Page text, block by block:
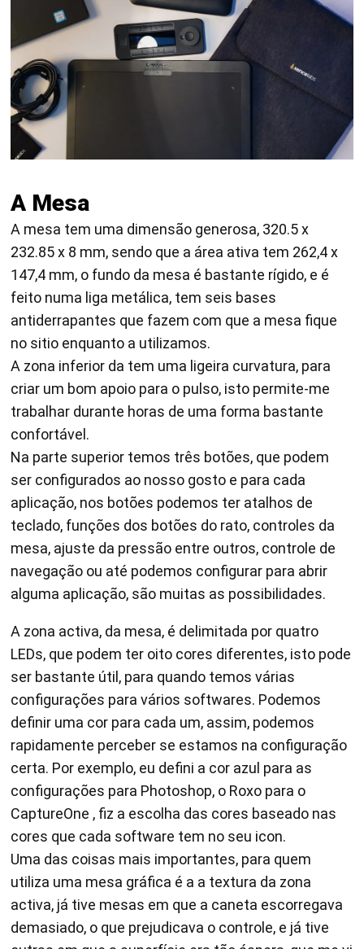
A Mesa
A mesa tem uma dimensão generosa, 320.5 x
232.85 x 8 mm, sendo que a área ativa tem 262,4 x
147,4 mm, o fundo da mesa é bastante rígido, e é
feito numa liga metálica, tem seis bases
antiderrapantes que fazem com que a mesa fique
no sitio enquanto a utilizamos.
A zona inferior da tem uma ligeira curvatura, para
criar um bom apoio para o pulso, isto permite-me
trabalhar durante horas de uma forma bastante
confortável.
Na parte superior temos três botões, que podem
ser configurados ao nosso gosto e para cada
aplicação, nos botões podemos ter atalhos de
teclado, funções dos botões do rato, controles da
mesa, ajuste da pressão entre outros, controle de
navegação ou até podemos configurar para abrir
alguma aplicação, são muitas as possibilidades.
A zona activa, da mesa, é delimitada por quatro
LEDs, que podem ter oito cores diferentes, isto pode
ser bastante útil, para quando temos várias
configurações para vários softwares. Podemos
definir uma cor para cada um, assim, podemos
rapidamente perceber se estamos na configuração
certa. Por exemplo, eu defini a cor azul para as
configurações para Photoshop, o Roxo para o
CaptureOne , fiz a escolha das cores baseado nas
cores que cada software tem no seu icon.
Uma das coisas mais importantes, para quem
utiliza uma mesa gráfica é a a textura da zona
activa, já tive mesas em que a caneta escorregava
demasiado, o que prejudicava o controle, e já tive